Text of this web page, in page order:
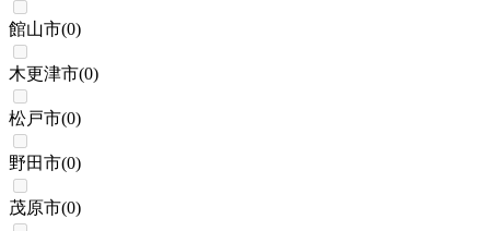
館山市(0)
木更津市(0)
松戸市(0)
野田市(0)
茂原市(0)